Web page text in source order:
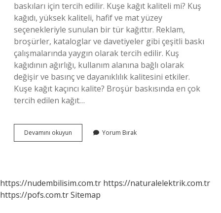
baskıları için tercih edilir. Kuşe kağıt kaliteli mi? Kuş
kağıdı, yüksek kaliteli, hafif ve mat yüzey
seçenekleriyle sunulan bir tür kağıttır. Reklam,
broşürler, kataloglar ve davetiyeler gibi çeşitli baskı
çalışmalarında yaygın olarak tercih edilir. Kuş
kağıdının ağırlığı, kullanım alanına bağlı olarak
değişir ve basınç ve dayanıklılık kalitesini etkiler.
Kuşe kağıt kaçıncı kalite? Broşür baskısında en çok
tercih edilen kağıt…
Devamını okuyun
Karton
Yorum Bırak
https://nudembilisim.com.tr https://naturalelektrik.com.tr
https://pofs.com.trSitemap